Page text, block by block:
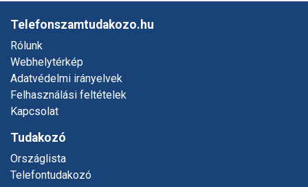
Telefonszamtudakozo.hu
Rólunk
Webhelytérkép
Adatvédelmi irányelvek
Felhasználási feltételek
Kapcsolat
Tudakozó
Országlista
Telefontudakozó